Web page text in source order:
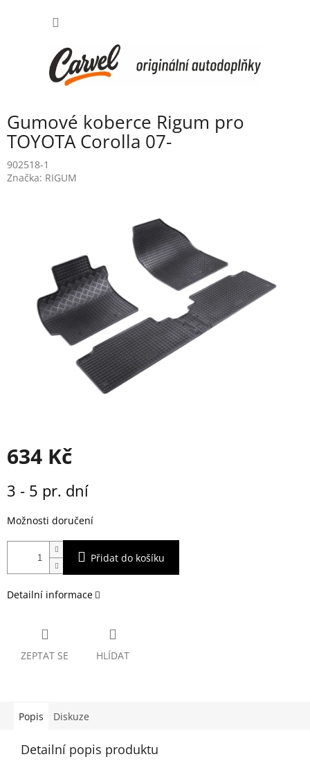
Gumové koberce Rigum pro
TOYOTA Corolla 07-
902518-1
Značka: RIGUM
634 Kč
cena:
3 - 5 pr. dní
Možnosti doručení
Přidat do košíku
Detailní informace
ZEPTAT SE HLÍDAT
Popis Diskuze
Detailní popis produktu